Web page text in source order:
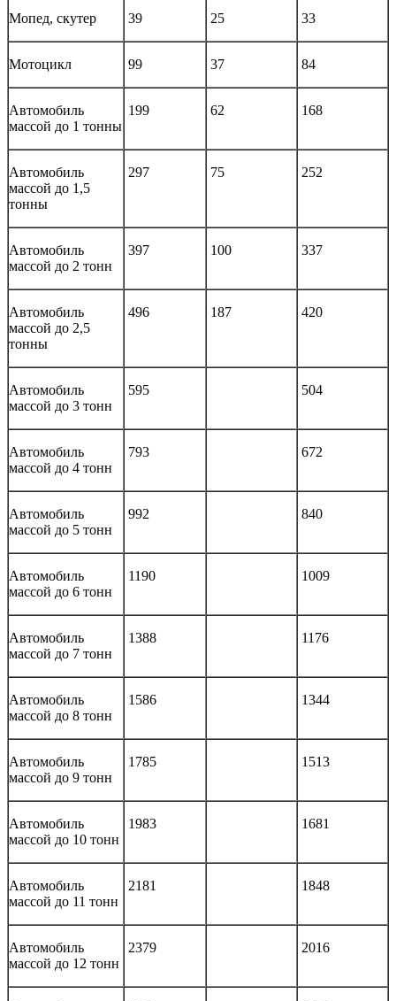
Мопед, скутер 39 25 33
Мотоцикл 99 37 84
Автомобиль
массой до 1 тонны
199 62 168
Автомобиль
массой до 1,5
тонны
297 75 252
Автомобиль
массой до 2 тонн
397 100 337
Автомобиль
массой до 2,5
тонны
496 187 420
Автомобиль
массой до 3 тонн
595 504
Автомобиль
массой до 4 тонн
793 672
Автомобиль
массой до 5 тонн
992 840
Автомобиль
массой до 6 тонн
1190 1009
Автомобиль
массой до 7 тонн
1388 1176
Автомобиль
массой до 8 тонн
1586 1344
Автомобиль
массой до 9 тонн
1785 1513
Автомобиль
массой до 10 тонн
1983 1681
Автомобиль
массой до 11 тонн
2181 1848
Автомобиль
массой до 12 тонн
2379 2016